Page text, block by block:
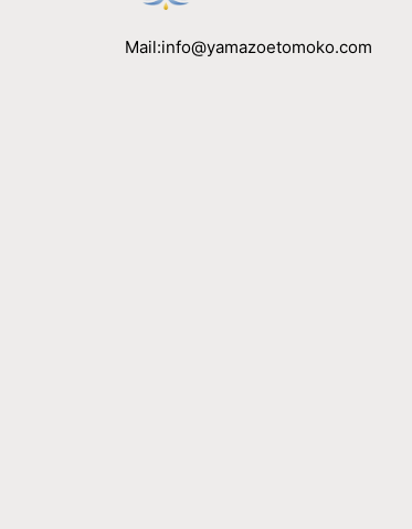
Mail:info@yamazoetomoko.com